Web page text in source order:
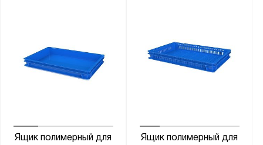
Ящик полимерный для
Ящик полимерный для